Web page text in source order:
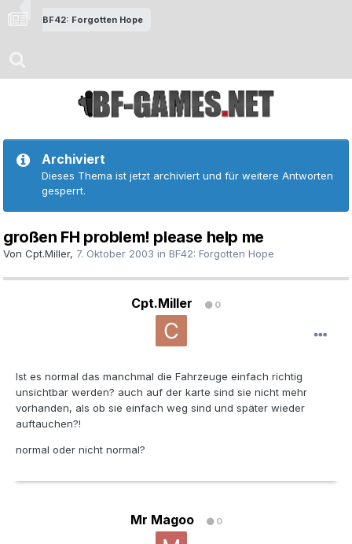
BF42: Forgotten Hope
Archiviert
Dieses Thema ist jetzt archiviert und für weitere Antworten
gesperrt.
großen FH problem! please help me
Von Cpt.Miller, 7. Oktober 2003 in BF42: Forgotten Hope
Cpt.Miller 0
Ist es normal das manchmal die Fahrzeuge einfach richtig
unsichtbar werden? auch auf der karte sind sie nicht mehr
vorhanden, als ob sie einfach weg sind und später wieder
auftauchen?!
normal oder nicht normal?
Mr Magoo 0